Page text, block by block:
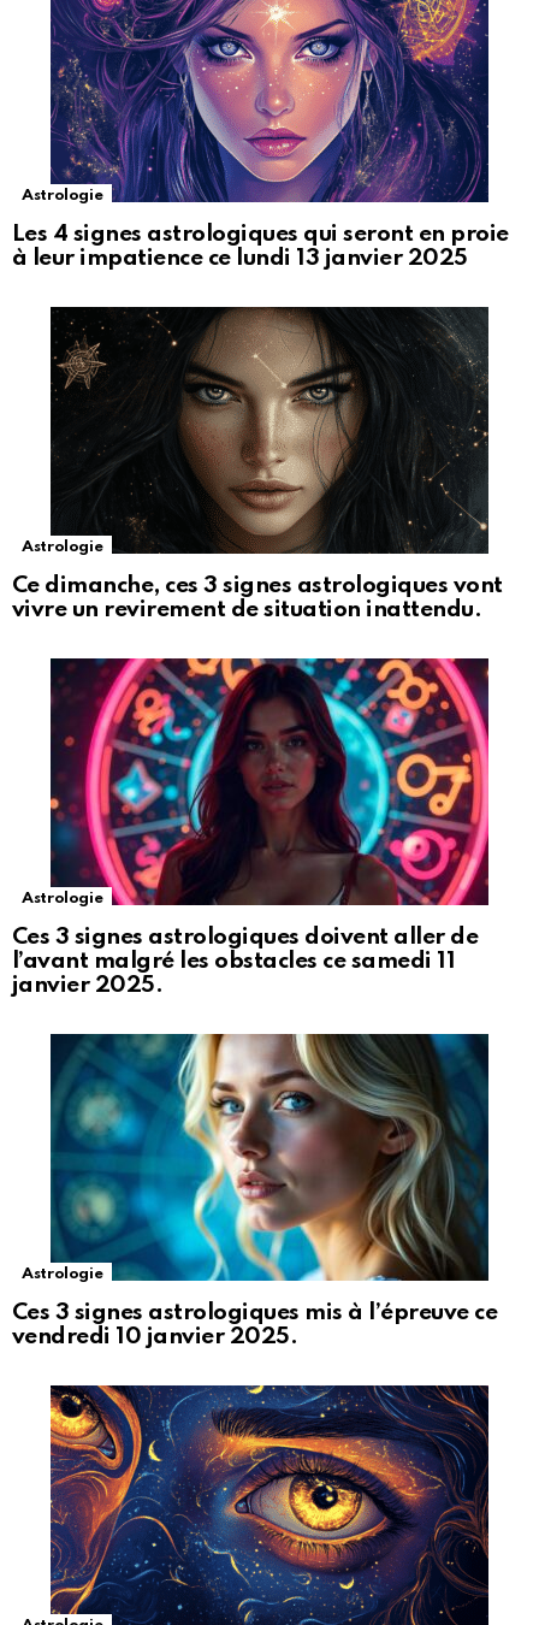
Astrologie
Les 4 signes astrologiques qui seront en proie
à leur impatience ce lundi 13 janvier 2025
Astrologie
Ce dimanche, ces 3 signes astrologiques vont
vivre un revirement de situation inattendu.
Astrologie
Ces 3 signes astrologiques doivent aller de
l’avant malgré les obstacles ce samedi 11
janvier 2025.
Astrologie
Ces 3 signes astrologiques mis à l’épreuve ce
vendredi 10 janvier 2025.